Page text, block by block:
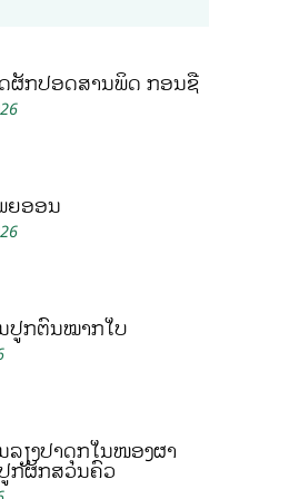
ຜັກປອດສານພິດ ກ່ອນຊື້
ຍອ່ອນ
ປູກຕົ້ນໝາກໃບ
ລ້ຽງປາດຸກໃນໜອງຜ້າ
ກຜັກສວນຄົວ